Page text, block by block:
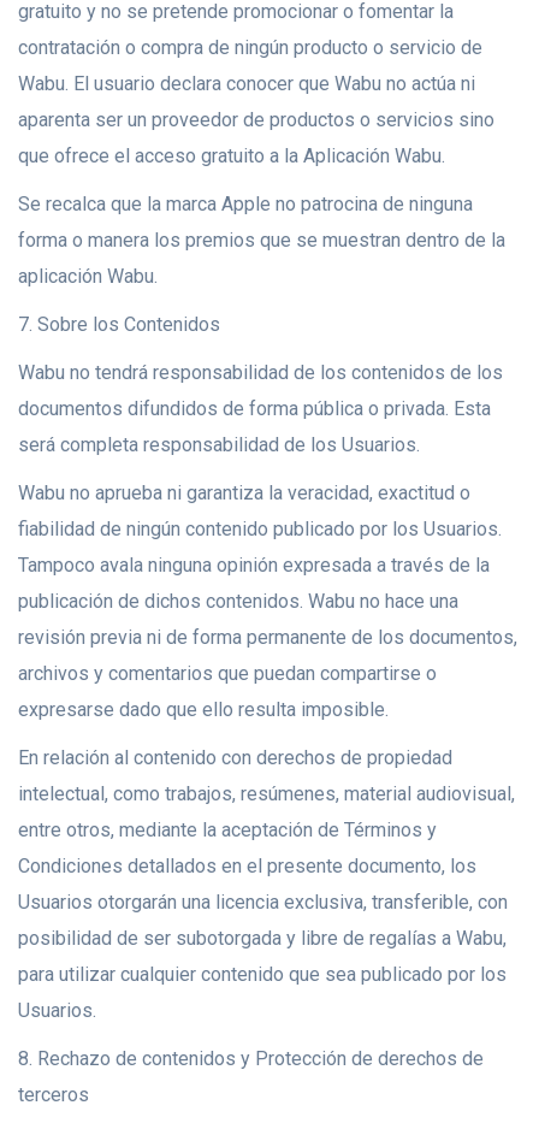
gratuito y no se pretende promocionar o fomentar la
contratación o compra de ningún producto o servicio de
Wabu. El usuario declara conocer que Wabu no actúa ni
aparenta ser un proveedor de productos o servicios sino
que ofrece el acceso gratuito a la Aplicación Wabu.
Se recalca que la marca Apple no patrocina de ninguna
forma o manera los premios que se muestran dentro de la
aplicación Wabu.
7. Sobre los Contenidos
Wabu no tendrá responsabilidad de los contenidos de los
documentos difundidos de forma pública o privada. Esta
será completa responsabilidad de los Usuarios.
Wabu no aprueba ni garantiza la veracidad, exactitud o
fiabilidad de ningún contenido publicado por los Usuarios.
Tampoco avala ninguna opinión expresada a través de la
publicación de dichos contenidos. Wabu no hace una
revisión previa ni de forma permanente de los documentos,
archivos y comentarios que puedan compartirse o
expresarse dado que ello resulta imposible.
En relación al contenido con derechos de propiedad
intelectual, como trabajos, resúmenes, material audiovisual,
entre otros, mediante la aceptación de Términos y
Condiciones detallados en el presente documento, los
Usuarios otorgarán una licencia exclusiva, transferible, con
posibilidad de ser subotorgada y libre de regalías a Wabu,
para utilizar cualquier contenido que sea publicado por los
Usuarios.
8. Rechazo de contenidos y Protección de derechos de
terceros